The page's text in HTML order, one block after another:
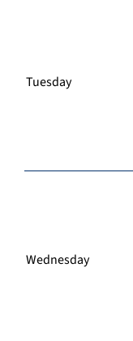
Tuesday
Wednesday